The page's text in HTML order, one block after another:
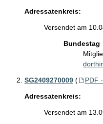
Adressatenkreis:
Versendet am
Bundestag
SG2409270009 ( PDF
Adressatenkreis:
Versendet am